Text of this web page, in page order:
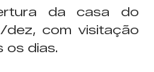
da casa do
com visitação
os dias.